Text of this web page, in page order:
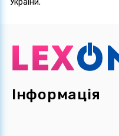
України.
Інформація